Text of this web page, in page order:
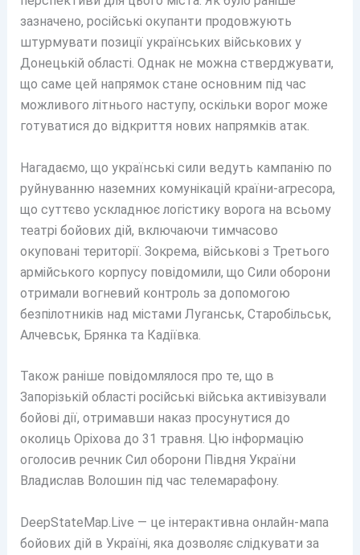
зазначено, російські окупанти продовжують
штурмувати позиції українських військових у
Донецькій області. Однак не можна стверджувати,
що саме цей напрямок стане основним під час
можливого літнього наступу, оскільки ворог може
готуватися до відкриття нових напрямків атак.
Нагадаємо, що українські сили ведуть кампанію по
руйнуванню наземних комунікацій країни-агресора,
що суттєво ускладнює логістику ворога на всьому
театрі бойових дій, включаючи тимчасово
окуповані території. Зокрема, військові з Третього
армійського корпусу повідомили, що Сили оборони
отримали вогневий контроль за допомогою
безпілотників над містами Луганськ, Старобільськ,
Алчевськ, Брянка та Кадіївка.
Також раніше повідомлялося про те, що в
Запорізькій області російські війська активізували
бойові дії, отримавши наказ просунутися до
околиць Оріхова до 31 травня. Цю інформацію
оголосив речник Сил оборони Півдня України
Владислав Волошин під час телемарафону.
DeepStateMap.Live — це інтерактивна онлайн-мапа
бойових дій в Україні, яка дозволяє слідкувати за